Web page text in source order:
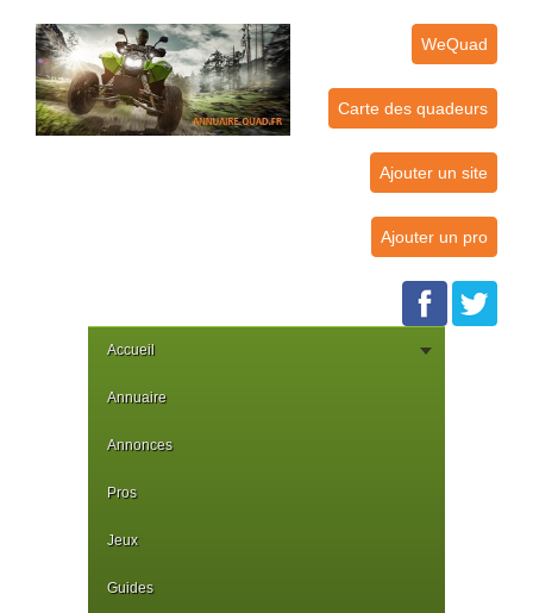
WeQuad
Carte des quadeurs
Ajouter un site
Ajouter un pro
Accueil
Annuaire
Annonces
Pros
Jeux
Guides